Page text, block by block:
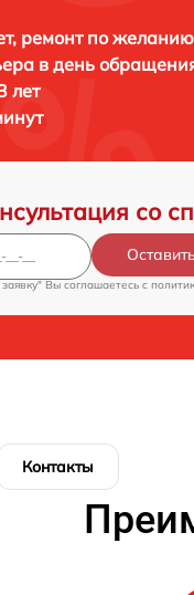
ремонт по желанию
в день
лет
со
Вы соглашаетесь c
Контакты